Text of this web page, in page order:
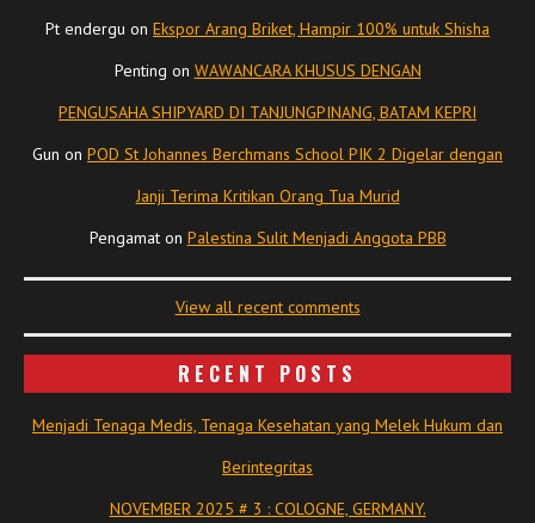
Pt endergu on Ekspor Arang Briket, Hampir 100% untuk Shisha
Penting on WAWANCARA KHUSUS DENGAN
PENGUSAHA SHIPYARD DI TANJUNGPINANG, BATAM KEPRI
Gun on POD St Johannes Berchmans School PIK 2 Digelar dengan
Janji Terima Kritikan Orang Tua Murid
Pengamaton Palestina Sulit Menjadi Anggota PBB
View all recent comments
RECENT POSTS
Menjadi Tenaga Medis, Tenaga Kesehatan yang Melek Hukum dan
Berintegritas
NOVEMBER 2025 # 3 : COLOGNE, GERMANY.